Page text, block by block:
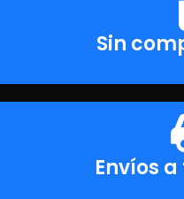
Sin
Envíos